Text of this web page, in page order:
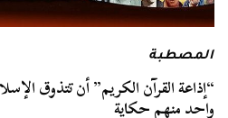
المصطبة
“إذاعة القرآن الكريم” أن تتذوق
واحد منهم حكاية